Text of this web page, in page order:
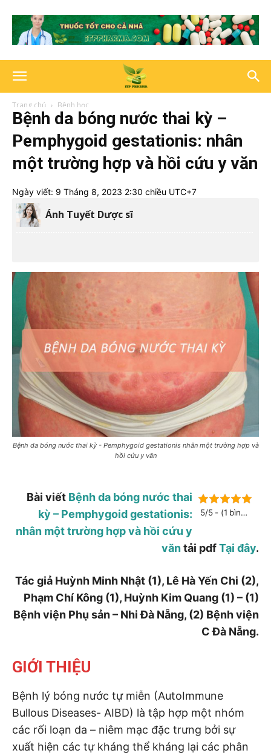
Trang chủ Bệnh học
Bệnh da bóng nước thai kỳ –
Pemphygoid gestationis: nhân
một trường hợp và hồi cứu y văn
Ngày viết: 9 Tháng 8, 2023 2:30 chiều UTC+7
Ánh Tuyết Dược sĩ
Bệnh da bóng nước thai kỳ - Pemphygoid gestationis nhân một trường hợp và
hồi cứu y văn
5/5 - (1 bình
Bài viết Bệnh da bóng nước thai
kỳ – Pemphygoid gestationis:
nhân một trường hợp và hồi cứu y
văntải pdfTại đây.
Tác giả Huỳnh Minh Nhật (1), Lê Hà Yến Chi (2),
Phạm Chí Kông (1), Huỳnh Kim Quang (1) – (1)
Bệnh viện Phụ sản – Nhi Đà Nẵng, (2) Bệnh viện
C Đà Nẵng.
GIỚI THIỆU
Bệnh lý bóng nước tự miễn (AutoImmune
Bullous Diseases- AIBD) là tập hợp một nhóm
các rối loạn da – niêm mạc đặc trưng bởi sự
xuất hiện các tự kháng thể kháng lại các phân